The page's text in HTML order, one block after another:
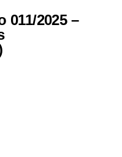
011/2025 –